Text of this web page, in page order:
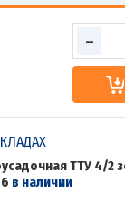
-
ТТУ 4/2
в наличии